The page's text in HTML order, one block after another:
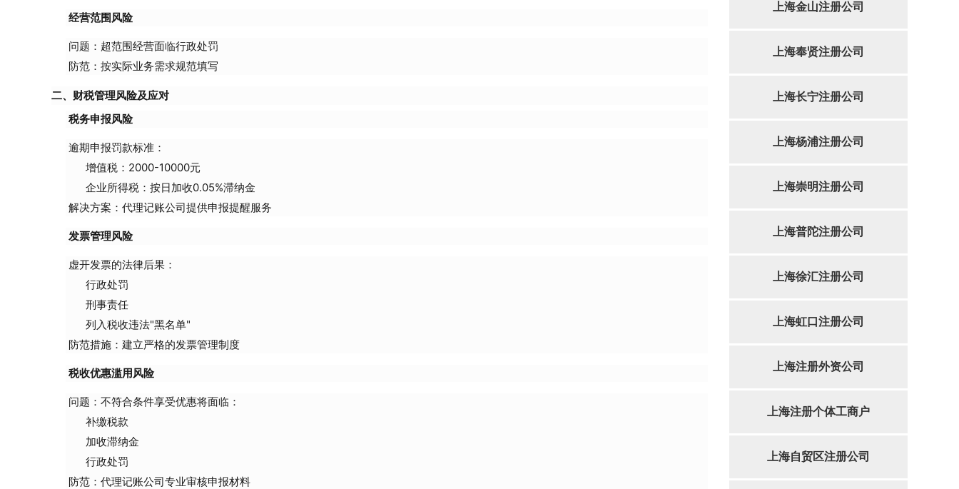
上海金山注册公司
上海奉贤注册公司
上海长宁注册公司
上海杨浦注册公司
上海崇明注册公司
上海普陀注册公司
上海徐汇注册公司
上海虹口注册公司
上海注册外资公司
上海注册个体工商户
上海自贸区注册公司
经营范围风险
问题：超范围经营面临行政处罚
防范：按实际业务需求规范填写
二、财税管理风险及应对
税务申报风险
逾期申报罚款标准：
增值税：2000-10000元
企业所得税：按日加收0.05%滞纳金
解决方案：代理记账公司提供申报提醒服务
发票管理风险
虚开发票的法律后果：
行政处罚
刑事责任
列入税收违法"黑名单"
防范措施：建立严格的发票管理制度
税收优惠滥用风险
问题：不符合条件享受优惠将面临：
补缴税款
加收滞纳金
行政处罚
防范：代理记账公司专业审核申报材料